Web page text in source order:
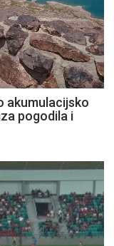
akumulacijsko
pogodila i